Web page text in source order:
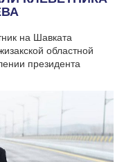
на Шавката
областной
президента